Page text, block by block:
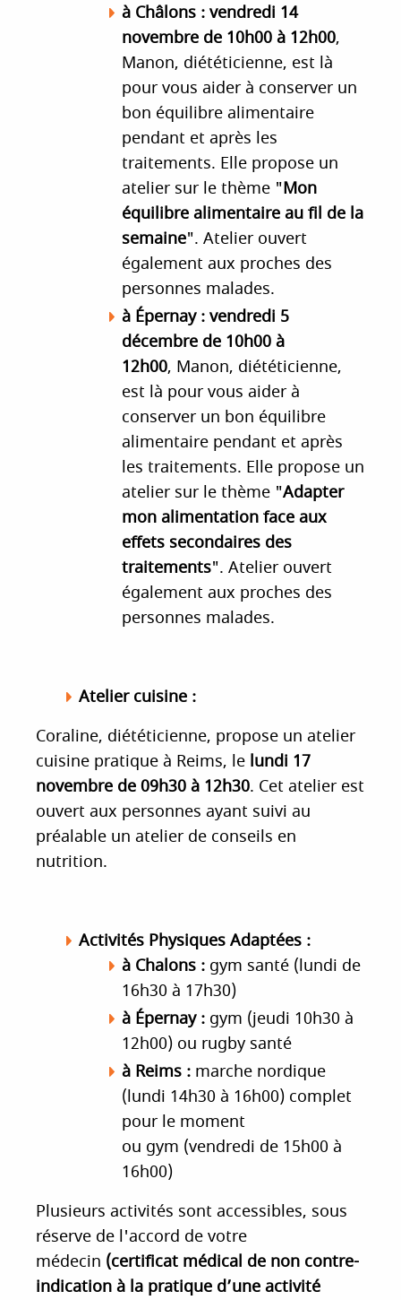
à Châlons : vendredi 14
novembre de 10h00 à 12h00,
Manon, diététicienne, est là
pour vous aider à conserver un
bon équilibre alimentaire
pendant et après les
traitements. Elle propose un
atelier sur le thème "Mon
équilibre alimentaire au fil de la
semaine". Atelier ouvert
également aux proches des
personnes malades.
à Épernay : vendredi 5
décembre de 10h00 à
12h00, Manon, diététicienne,
est là pour vous aider à
conserver un bon équilibre
alimentaire pendant et après
les traitements. Elle propose un
atelier sur le thème "Adapter
mon alimentation face aux
effets secondaires des
traitements". Atelier ouvert
également aux proches des
personnes malades.
Atelier cuisine :
Coraline, diététicienne, propose un atelier
cuisine pratique à Reims, le lundi 17
novembre de 09h30 à 12h30. Cet atelier est
ouvert aux personnes ayant suivi au
préalable un atelier de conseils en
nutrition.
Activités Physiques Adaptées :
​​à Chalons : gym santé (lundi de
16h30 à 17h30)
à Épernay : gym (jeudi 10h30 à
12h00) ou rugby santé
à Reims : marche nordique
(lundi 14h30 à 16h00) complet
pour le moment
ou gym (vendredi de 15h00 à
16h00)
Plusieurs activités sont accessibles, sous
réserve de l'accord de votre
médecin (certificat médical de non contre-
indication à la pratique d’une activité